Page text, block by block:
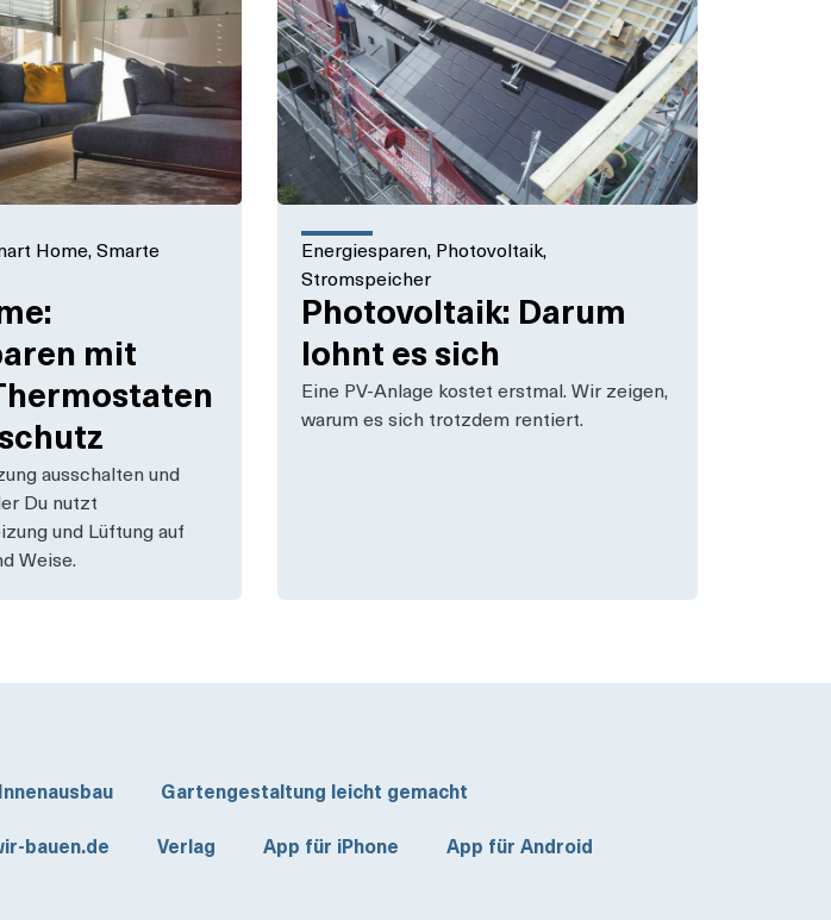
Home,Smarte
mit
ausschalten und
Du nutzt
und Lüftung auf
Weise.
Energiesparen, Photovoltaik,
Stromspeicher
Photovoltaik: Darum
lohnt es sich
Eine PV-Anlage kostet erstmal. Wir zeigen,
warum es sich trotzdem rentiert.
Gartengestaltung leicht gemacht
bauen.de Verlag App für iPhone App für Android